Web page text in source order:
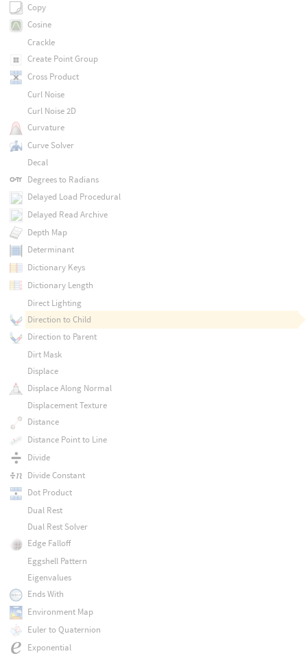
Copy
Cosine
Crackle
Create Point Group
Cross Product
Curl Noise
Curl Noise 2D
Curvature
Curve Solver
Decal
Degrees to Radians
Delayed Load Procedural
Delayed Read Archive
Depth Map
Determinant
Dictionary Keys
Dictionary Length
Direct Lighting
Direction to Child
Direction to Parent
Dirt Mask
Displace
Displace Along Normal
Displacement Texture
Distance
Distance Point to Line
Divide
Divide Constant
Dot Product
Dual Rest
Dual Rest Solver
Edge Falloff
Eggshell Pattern
Eigenvalues
Ends With
Environment Map
Euler to Quaternion
Exponential